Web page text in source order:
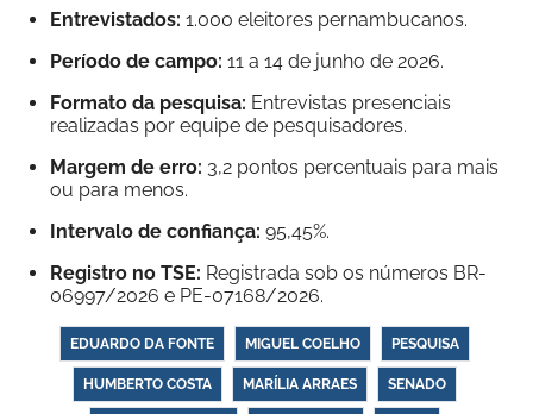
Entrevistados: 1.000 eleitores pernambucanos.
Período de campo: 11 a 14 de junho de 2026.
Formato da pesquisa: Entrevistas presenciais
realizadas por equipe de pesquisadores.
Margem de erro: 3,2 pontos percentuais para mais
ou para menos.
Intervalo de confiança: 95,45%.
Registro no TSE: Registrada sob os números BR-
06997/2026 e PE-07168/2026.
EDUARDO DA FONTE MIGUEL COELHO PESQUISA
HUMBERTO COSTA MARÍLIA ARRAES SENADO